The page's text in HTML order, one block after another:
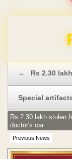
← Rs 2.30
Special
Previous News
Rs 2.30 lakh stolen
doctor's car